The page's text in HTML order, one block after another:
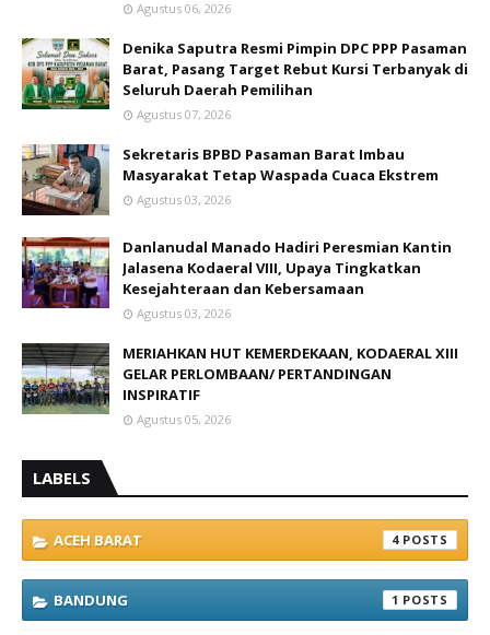
Agustus 06, 2026
Denika Saputra Resmi Pimpin DPC PPP Pasaman
Barat, Pasang Target Rebut Kursi Terbanyak di
Seluruh Daerah Pemilihan
Agustus 07, 2026
Sekretaris BPBD Pasaman Barat Imbau
Masyarakat Tetap Waspada Cuaca Ekstrem
Agustus 03, 2026
Danlanudal Manado Hadiri Peresmian Kantin
Jalasena Kodaeral VIII, Upaya Tingkatkan
Kesejahteraan dan Kebersamaan
Agustus 03, 2026
MERIAHKAN HUT KEMERDEKAAN, KODAERAL XIII
GELAR PERLOMBAAN/ PERTANDINGAN
INSPIRATIF
Agustus 05, 2026
LABELS
ACEH BARAT 4
BANDUNG 1